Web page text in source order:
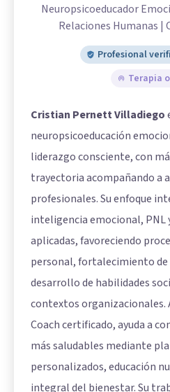
Neuropsicoeducador
Relaciones Humanas |
Profesional
Terapia
Cristian Pernett Villadiego
neuropsicoeducación
liderazgo consciente, con
trayectoria acompañando a
profesionales. Su enfoque
inteligencia emocional, PNL
aplicadas, favoreciendo
personal, fortalecimiento de
desarrollo de habilidades
contextos organizacionales.
Coach certificado, ayuda a
más saludables mediante
personalizados, educación
integral del bienestar. Su